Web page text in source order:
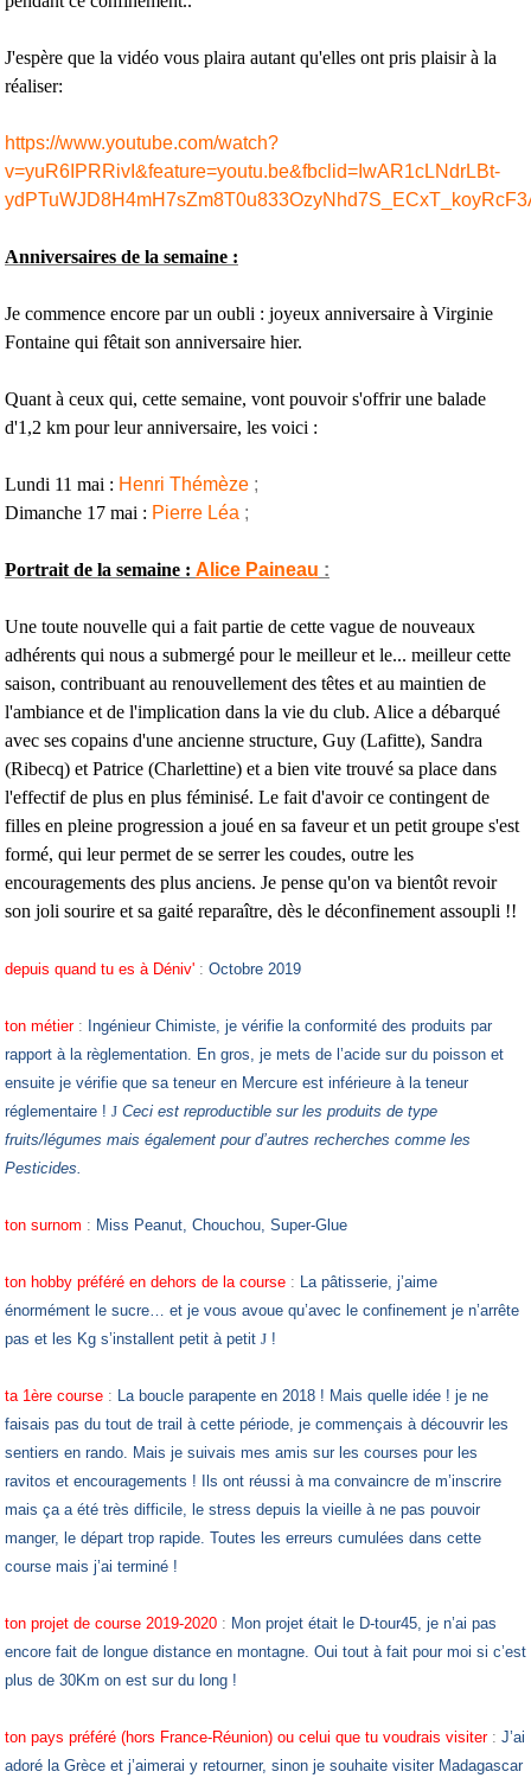
J'espère que la vidéo vous plaira autant qu'elles ont pris plaisir à la
réaliser:
https://www.youtube.com/watch?
v=yuR6IPRRivI&feature=youtu.be&fbclid=IwAR1cLNdrLBt-
Anniversaires de la semaine :
Je commence encore par un oubli : joyeux anniversaire à Virginie
Fontaine qui fêtait son anniversaire hier.
Quant à ceux qui, cette semaine, vont pouvoir s'offrir une balade
d'1,2 km pour leur anniversaire, les voici :
Lundi 11 mai : Henri Thémèze ;
Dimanche 17 mai : Pierre Léa ;
Portrait de la semaine : Alice Paineau :
Une toute nouvelle qui a fait partie de cette vague de nouveaux
adhérents qui nous a submergé pour le meilleur et le... meilleur cette
saison, contribuant au renouvellement des têtes et au maintien de
l'ambiance et de l'implication dans la vie du club. Alice a débarqué
avec ses copains d'une ancienne structure, Guy (Lafitte), Sandra
(Ribecq) et Patrice (Charlettine) et a bien vite trouvé sa place dans
l'effectif de plus en plus féminisé. Le fait d'avoir ce contingent de
filles en pleine progression a joué en sa faveur et un petit groupe s'est
formé, qui leur permet de se serrer les coudes, outre les
encouragements des plus anciens. Je pense qu'on va bientôt revoir
son joli sourire et sa gaité reparaître, dès le déconfinement assoupli !!
depuis quand tu es à Déniv' : Octobre 2019
ton métier: Ingénieur Chimiste, je vérifie la conformité des produits par
rapport à la règlementation. En gros, je mets de l’acide sur du poisson et
ensuite je vérifie que sa teneur en Mercure est inférieure à la teneur
réglementaire ! J Ceci est reproductible sur les produits de type
fruits/légumes mais également pour d’autres recherches comme les
Pesticides.
ton surnom : Miss Peanut, Chouchou, Super-Glue
ton hobby préféré en dehors de la course : La pâtisserie, j’aime
énormément le sucre… et je vous avoue qu’avec le confinement je n’arrête
pas et les Kg s’installent petit à petit J !
ta 1ère course : La boucle parapente en 2018 ! Mais quelle idée ! je ne
faisais pas du tout de trail à cette période, je commençais à découvrir les
sentiers en rando. Mais je suivais mes amis sur les courses pour les
ravitos et encouragements ! Ils ont réussi à ma convaincre de m’inscrire
mais ça a été très difficile, le stress depuis la vieille à ne pas pouvoir
manger, le départ trop rapide. Toutes les erreurs cumulées dans cette
course mais j’ai terminé !
ton projet de course 2019-2020 : Mon projet était le D-tour45, je n’ai pas
encore fait de longue distance en montagne. Oui tout à fait pour moi si c’est
plus de 30Km on est sur du long !
ton pays préféré (hors France-Réunion) ou celui que tu voudrais visiter: J’ai
adoré la Grèce et j’aimerai y retourner, sinon je souhaite visiter Madagascar